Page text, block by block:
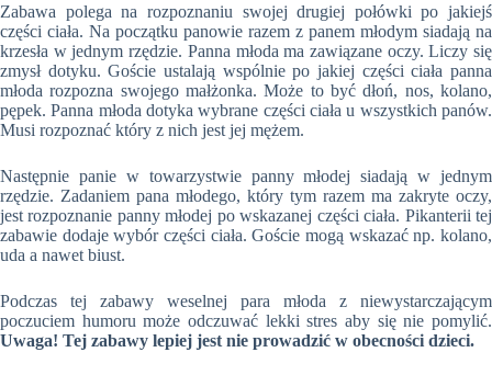
Zabawa polega na rozpoznaniu swojej drugiej połówki po jakiejś
części ciała. Na początku panowie razem z panem młodym siadają na
krzesła w jednym rzędzie. Panna młoda ma zawiązane oczy. Liczy się
zmysł dotyku. Goście ustalają wspólnie po jakiej części ciała panna
młoda rozpozna swojego małżonka. Może to być dłoń, nos, kolano,
pępek. Panna młoda dotyka wybrane części ciała u wszystkich panów.
Musi rozpoznać który z nich jest jej mężem.
Następnie panie w towarzystwie panny młodej siadają w jednym
rzędzie. Zadaniem pana młodego, który tym razem ma zakryte oczy,
jest rozpoznanie panny młodej po wskazanej części ciała. Pikanterii tej
zabawie dodaje wybór części ciała. Goście mogą wskazać np. kolano,
uda a nawet biust.
Podczas tej zabawy weselnej para młoda z niewystarczającym
poczuciem humoru może odczuwać lekki stres aby się nie pomylić.
Uwaga! Tej zabawy lepiej jest nie prowadzić w obecności dzieci.